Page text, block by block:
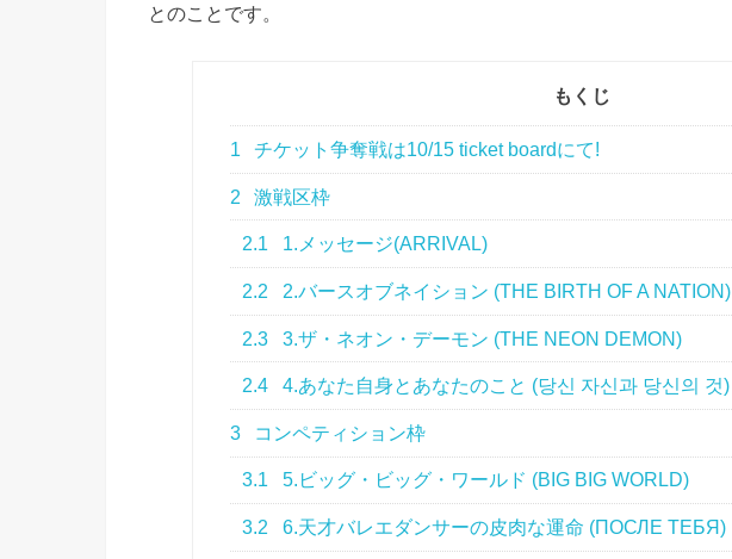
とのことです。
もくじ
1 チケット争奪戦は10/15 ticket boardにて!
2 激戦区枠
2.1 1.メッセージ(ARRIVAL)
2.2 2.バースオブネイション (THE BIRTH OF A NATION)
2.3 3.ザ・ネオン・デーモン (THE NEON DEMON)
2.4 4.あなた自身とあなたのこと (당신 자신과 당신의 것)
3 コンペティション枠
3.1 5.ビッグ・ビッグ・ワールド (BIG BIG WORLD)
3.2 6.天才バレエダンサーの皮肉な運命 (ПОСЛЕ ТЕБЯ)